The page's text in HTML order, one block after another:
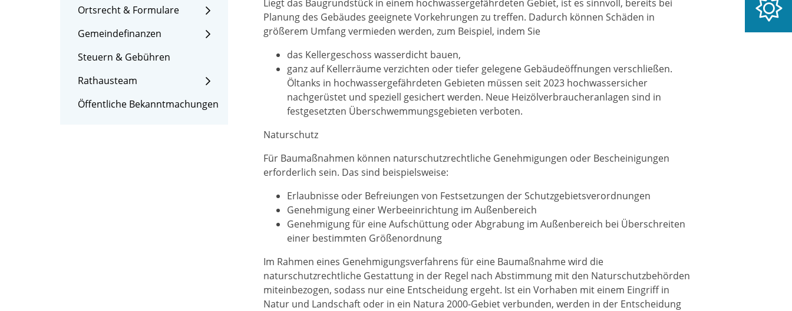
Ortsrecht & Formulare
Gemeindefinanzen
Steuern & Gebühren
Rathausteam
Öffentliche Bekanntmachungen
Liegt das Baugrundstück in einem hochwassergefährdeten Gebiet, ist es sinnvoll, bereits bei
Planung des Gebäudes geeignete Vorkehrungen zu treffen. Dadurch können Schäden in
größerem Umfang vermieden werden, zum Beispiel, indem Sie
das Kellergeschoss wasserdicht bauen,
ganz auf Kellerräume verzichten oder tiefer gelegene Gebäudeöffnungen verschließen.
Öltanks in hochwassergefährdeten Gebieten müssen seit 2023 hochwassersicher
nachgerüstet und speziell gesichert werden. Neue Heizölverbraucheranlagen sind in
festgesetzten Überschwemmungsgebieten verboten.
Naturschutz
Für Baumaßnahmen können naturschutzrechtliche Genehmigungen oder Bescheinigungen
erforderlich sein. Das sind beispielsweise:
Erlaubnisse oder Befreiungen von Festsetzungen der Schutzgebietsverordnungen
Genehmigung einer Werbeeinrichtung im Außenbereich
Genehmigung für eine Aufschüttung oder Abgrabung im Außenbereich bei Überschreiten
einer bestimmten Größenordnung
Im Rahmen eines Genehmigungsverfahrens für eine Baumaßnahme wird die
naturschutzrechtliche Gestattung in der Regel nach Abstimmung mit den Naturschutzbehörden
miteinbezogen, sodass nur eine Entscheidung ergeht. Ist ein Vorhaben mit einem Eingriff in
Natur und Landschaft oder in ein Natura 2000-Gebiet verbunden, werden in der Entscheidung